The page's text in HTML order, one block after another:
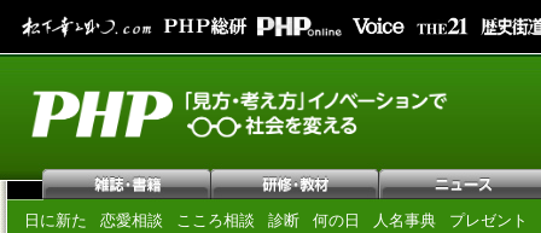
日に新た 恋愛相談 こころ相談 診断 何の日 人名事典 プレゼント